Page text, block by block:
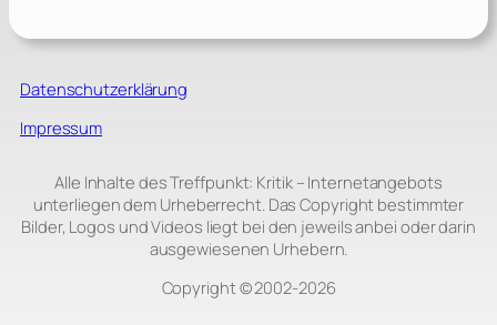
Datenschutzerklärung
Impressum
Alle Inhalte des Treffpunkt: Kritik – Internetangebots
unterliegen dem Urheberrecht. Das Copyright bestimmter
Bilder, Logos und Videos liegt bei den jeweils anbei oder darin
ausgewiesenen Urhebern.
Copyright © 2002‑2026